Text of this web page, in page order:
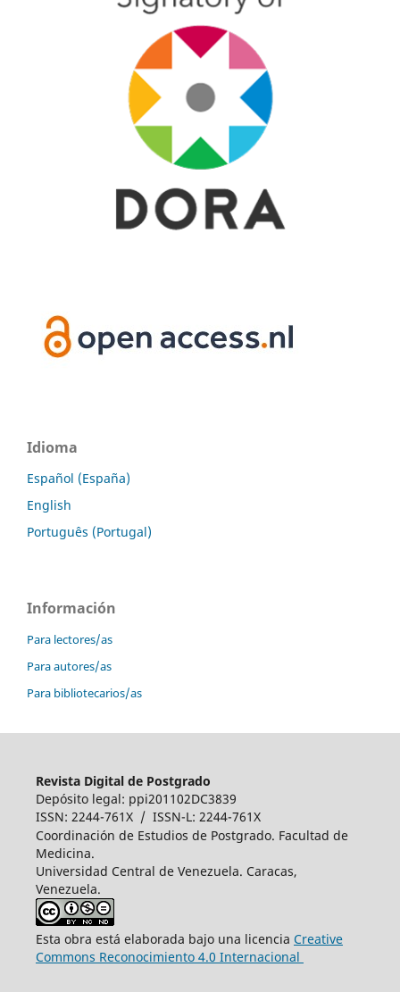
Idioma
Español (España)
English
Português (Portugal)
Información
Para lectores/as
Para autores/as
Para bibliotecarios/as
Revista Digital de Postgrado
Depósito legal: ppi201102DC3839
ISSN: 2244-761X / ISSN-L: 2244-761X
Coordinación de Estudios de Postgrado. Facultad de
Medicina.
Universidad Central de Venezuela. Caracas,
Venezuela.
Esta obra está elaborada bajo una licencia Creative
Commons Reconocimiento 4.0 Internacional